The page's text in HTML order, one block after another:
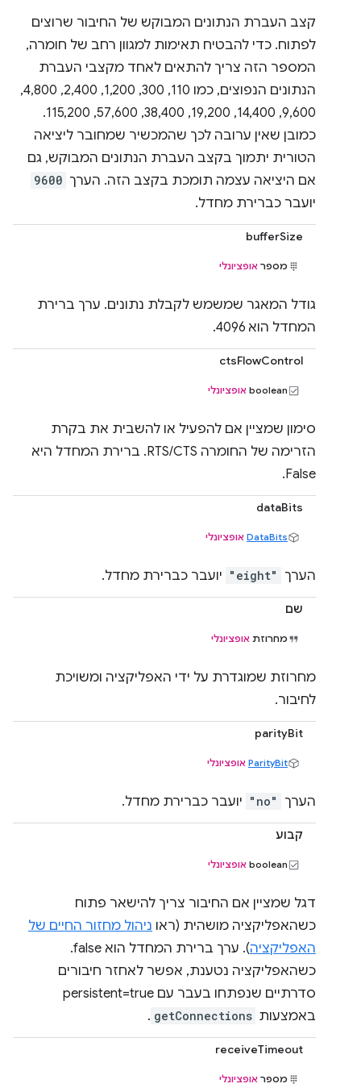
קצב העברת הנתונים המבוקש של החיבור שרוצים
לפתוח. כדי להבטיח תאימות למגוון רחב של חומרה,
המספר הזה צריך להתאים לאחד מקצבי העברת
הנתונים הנפוצים, כמו 110,‏ 300,‏ 1,200,‏ 2,400,‏ 4,800,‏
9,600,‏ 14,400,‏ 19,200,‏ 38,400,‏ 57,600,‏ 115,200.
כמובן שאין ערובה לכך שהמכשיר שמחובר ליציאה
הטורית יתמוך בקצב העברת הנתונים המבוקש, גם
אם היציאה עצמה תומכת בקצב הזה. הערך 9600
יועבר כברירת מחדל.
bufferSize
מספר אופציונלי
גודל המאגר שמשמש לקבלת נתונים. ערך ברירת
המחדל הוא 4096.
ctsFlowControl
‫boolean אופציונלי
סימון שמציין אם להפעיל או להשבית את בקרת
הזרימה של החומרה RTS/CTS. ברירת המחדל היא
False.
dataBits
DataBits אופציונלי
הערך "eight" יועבר כברירת מחדל.
שם
מחרוזת אופציונלי
מחרוזת שמוגדרת על ידי האפליקציה ומשויכת
לחיבור.
parityBit
ParityBit אופציונלי
הערך "no" יועבר כברירת מחדל.
קבוע
‫boolean אופציונלי
דגל שמציין אם החיבור צריך להישאר פתוח
כשהאפליקציה מושהית (ראו ניהול מחזור החיים של
האפליקציה
). ערך ברירת המחדל הוא false.
כשהאפליקציה נטענת, אפשר לאחזר חיבורים
סדרתיים שנפתחו בעבר עם persistent=true
באמצעות getConnections
.
receiveTimeout
מספר אופציונלי